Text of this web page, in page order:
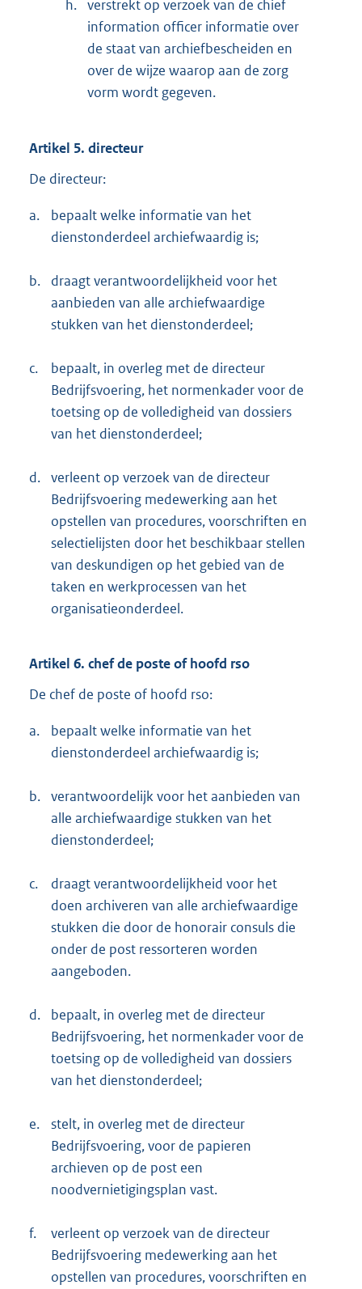
h. verstrekt op verzoek van de chief
information officer informatie over
de staat van archiefbescheiden en
over de wijze waarop aan de zorg
vorm wordt gegeven.
Artikel 5. directeur
De directeur:
a.
bepaalt welke informatie van het
dienstonderdeel archiefwaardig is;
b.
draagt verantwoordelijkheid voor het
aanbieden van alle archiefwaardige
stukken van het dienstonderdeel;
c.
bepaalt, in overleg met de directeur
Bedrijfsvoering, het normenkader voor de
toetsing op de volledigheid van dossiers
van het dienstonderdeel;
d. verleent op verzoek van de directeur
Bedrijfsvoering medewerking aan het
opstellen van procedures, voorschriften en
selectielijsten door het beschikbaar stellen
van deskundigen op het gebied van de
taken en werkprocessen van het
organisatieonderdeel.
Artikel 6. chef de poste of hoofd rso
De chef de poste of hoofd rso:
a.
bepaalt welke informatie van het
dienstonderdeel archiefwaardig is;
b. verantwoordelijk voor het aanbieden van
alle archiefwaardige stukken van het
dienstonderdeel;
c.
draagt verantwoordelijkheid voor het
doen archiveren van alle archiefwaardige
stukken die door de honorair consuls die
onder de post ressorteren worden
aangeboden.
d.
bepaalt, in overleg met de directeur
Bedrijfsvoering, het normenkader voor de
toetsing op de volledigheid van dossiers
van het dienstonderdeel;
e.
stelt, in overleg met de directeur
Bedrijfsvoering, voor de papieren
archieven op de post een
noodvernietigingsplan vast.
f.
verleent op verzoek van de directeur
Bedrijfsvoering medewerking aan het
opstellen van procedures, voorschriften en